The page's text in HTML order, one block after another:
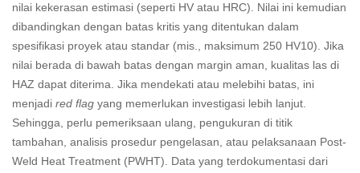
nilai kekerasan estimasi (seperti HV atau HRC). Nilai ini kemudian
dibandingkan dengan batas kritis yang ditentukan dalam
spesifikasi proyek atau standar (mis., maksimum 250 HV10). Jika
nilai berada di bawah batas dengan margin aman, kualitas las di
HAZ dapat diterima. Jika mendekati atau melebihi batas, ini
menjadi red flag yang memerlukan investigasi lebih lanjut.
Sehingga, perlu pemeriksaan ulang, pengukuran di titik
tambahan, analisis prosedur pengelasan, atau pelaksanaan Post-
Weld Heat Treatment (PWHT). Data yang terdokumentasi dari